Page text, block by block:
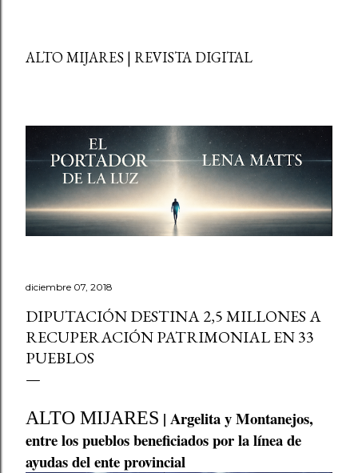
ALTO MIJARES | REVISTA DIGITAL
diciembre 07, 2018
DIPUTACIÓN DESTINA 2,5 MILLONES A
RECUPERACIÓN PATRIMONIAL EN 33
PUEBLOS
ALTO MIJARES | Argelita y Montanejos,
entre los pueblos beneficiados por la línea de
ayudas del ente provincial